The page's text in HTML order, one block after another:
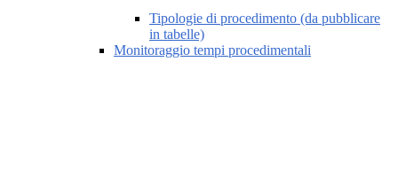
Tipologie di procedimento (da pubblicare
in tabelle)
Monitoraggio tempi procedimentali